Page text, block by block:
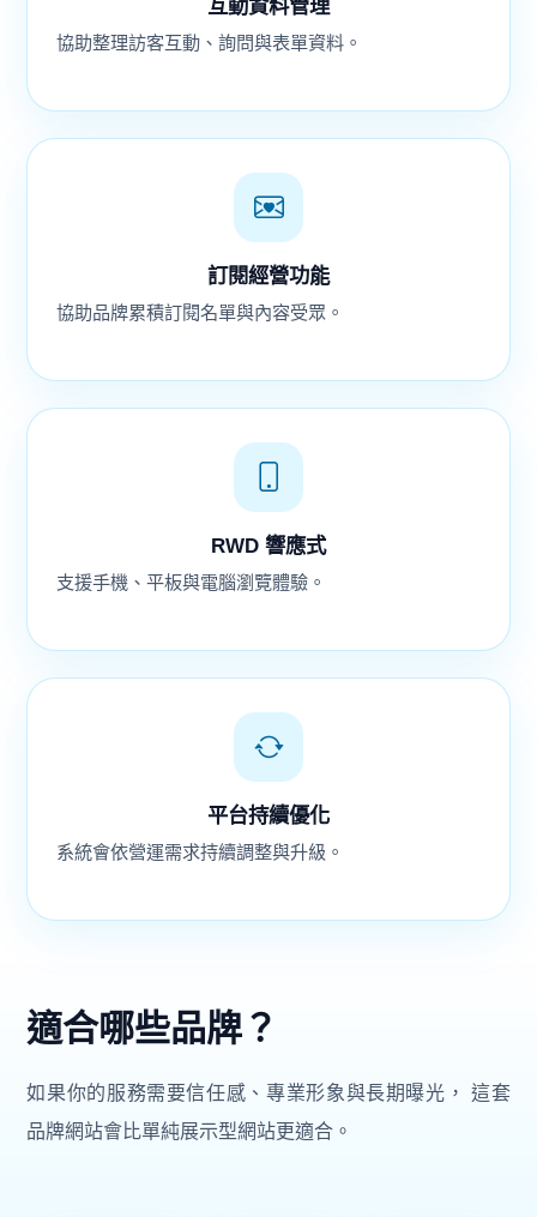
互動資料管理
協助整理訪客互動、詢問與表單資料。
訂閱經營功能
協助品牌累積訂閱名單與內容受眾。
RWD 響應式
支援手機、平板與電腦瀏覽體驗。
平台持續優化
系統會依營運需求持續調整與升級。
適合哪些品牌？
如果你的服務需要信任感、專業形象與長期曝光， 這套
品牌網站會比單純展示型網站更適合。